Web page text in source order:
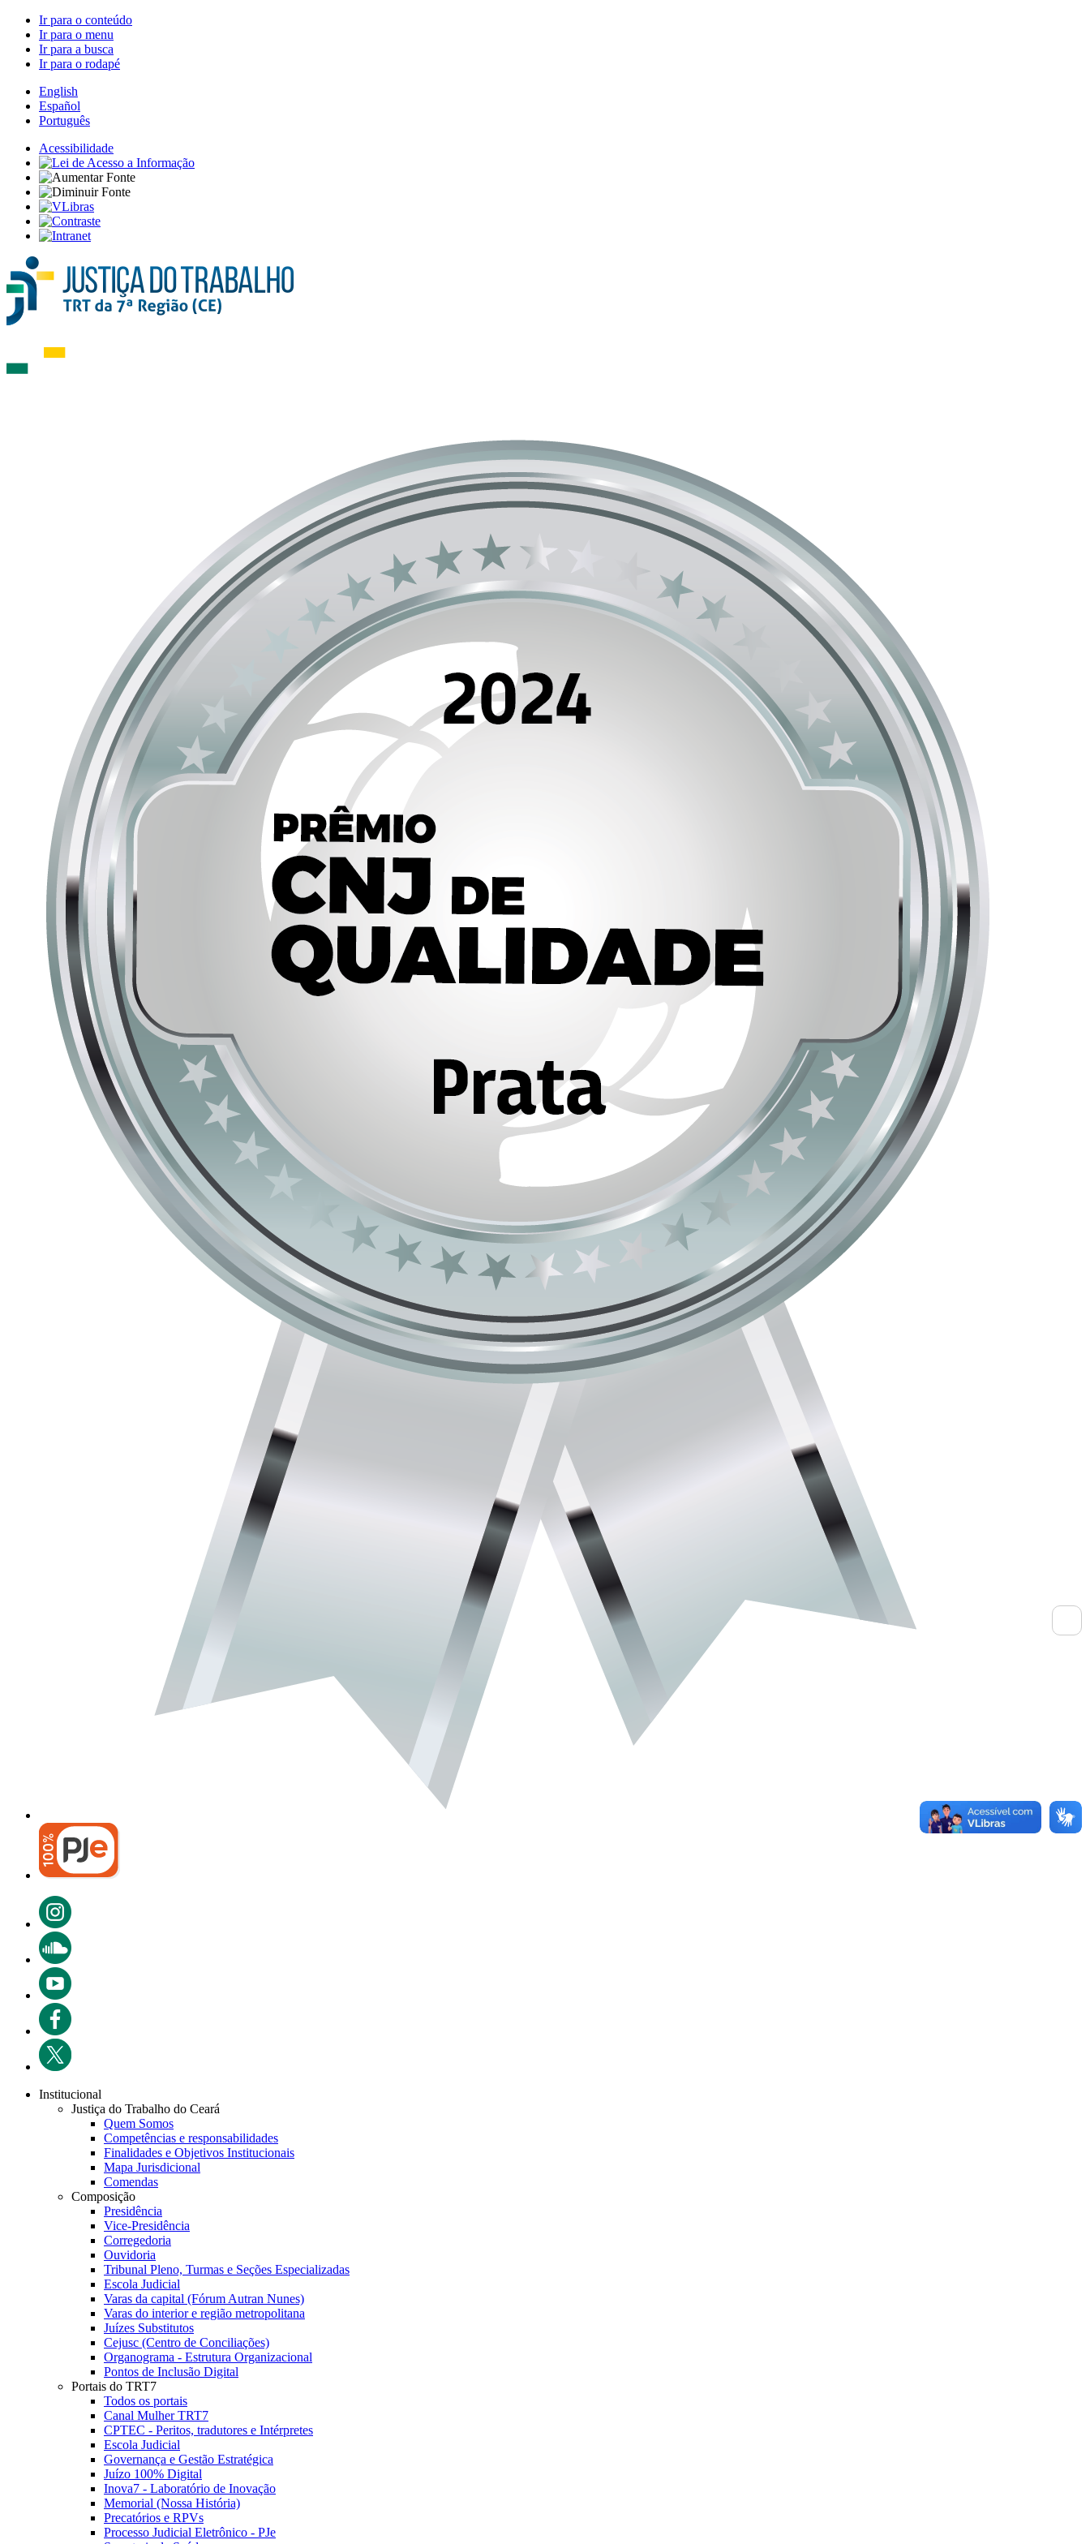
Ir para o conteúdo
Ir para o menu
Ir para a busca
Ir para o rodapé
English
Español
Português
Acessibilidade
Institucional
Justiça do Trabalho do Ceará
Quem Somos
Competências e responsabilidades
Finalidades e Objetivos Institucionais
Mapa Jurisdicional
Comendas
Composição
Presidência
Vice-Presidência
Corregedoria
Ouvidoria
Tribunal Pleno, Turmas e Seções Especializadas
Escola Judicial
Varas da capital (Fórum Autran Nunes)
Varas do interior e região metropolitana
Juízes Substitutos
Cejusc (Centro de Conciliações)
Organograma - Estrutura Organizacional
Pontos de Inclusão Digital
Portais do TRT7
Todos os portais
Canal Mulher TRT7
CPTEC - Peritos, tradutores e Intérpretes
Escola Judicial
Governança e Gestão Estratégica
Juízo 100% Digital
Inova7 - Laboratório de Inovação
Memorial (Nossa História)
Precatórios e RPVs
Processo Judicial Eletrônico - PJe